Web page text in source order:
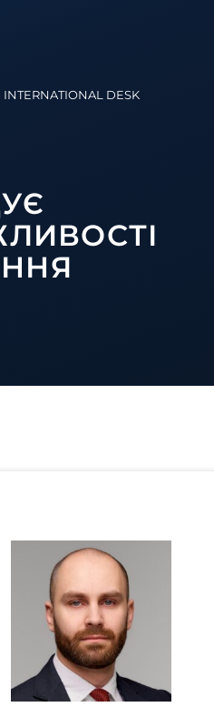
INTERNATIONAL DESK